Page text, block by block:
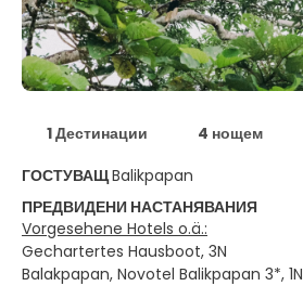
1 Дестинации 4 нощем
ГОСТУВАЩBalikpapan
ПРЕДВИДЕНИ НАСТАНЯВАНИЯ
Vorgesehene Hotels o.ä.:
Gechartertes Hausboot, 3N
Balakpapan, Novotel Balikpapan 3*, 1N